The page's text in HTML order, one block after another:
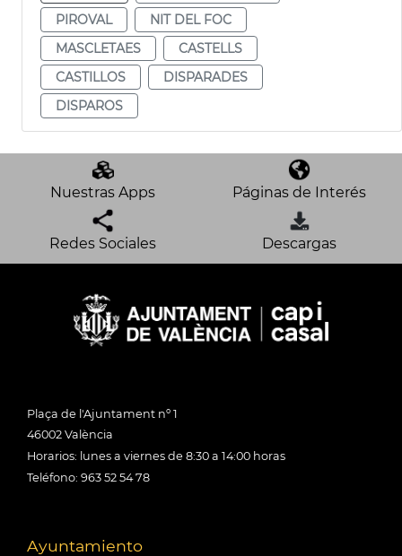
PIROVAL
NIT DEL FOC
MASCLETAES
CASTELLS
CASTILLOS
DISPARADES
DISPAROS
Nuestras Apps Páginas de Interés
Redes Sociales Descargas
Plaça de l'Ajuntament nº 1
46002 València
Horarios: lunes a viernes de 8:30 a 14:00 horas
Teléfono: 963 52 54 78
Ayuntamiento